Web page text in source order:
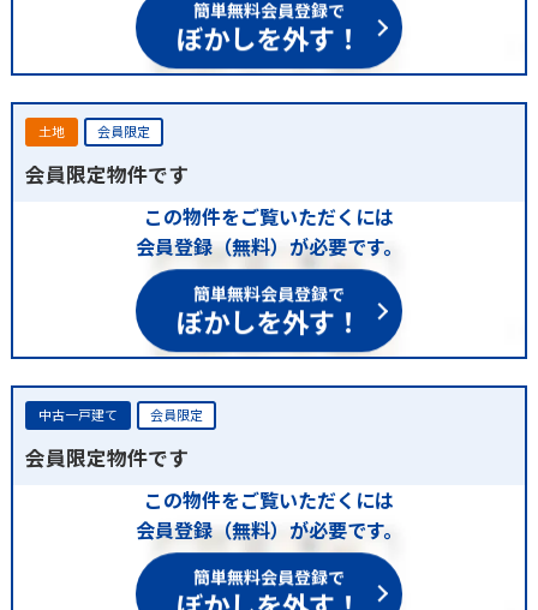
簡単無料会員登録で
ぼかしを外す！
土地 会員限定
会員限定物件です
この物件をご覧いただくには
会員登録（無料）が必要です。
簡単無料会員登録で
ぼかしを外す！
中古一戸建て 会員限定
会員限定物件です
この物件をご覧いただくには
会員登録（無料）が必要です。
簡単無料会員登録で